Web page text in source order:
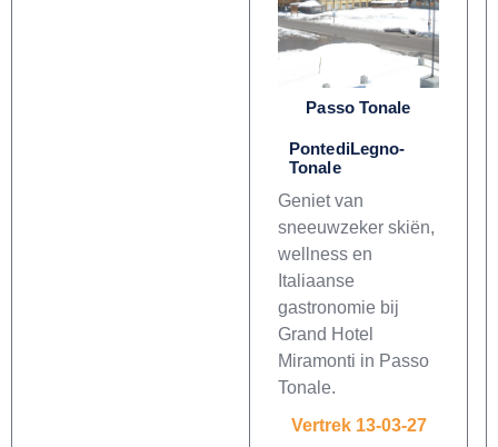
Passo Tonale
PontediLegno-
Tonale
Geniet van
sneeuwzeker skiën,
wellness en
Italiaanse
gastronomie bij
Grand Hotel
Miramonti in Passo
Tonale.
Vertrek 13-03-27